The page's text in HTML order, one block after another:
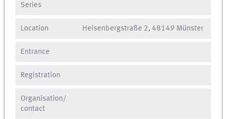
Series
Location Heisenbergstraße 2, 48149 Münster
Entrance
Registration
Organisation/
contact